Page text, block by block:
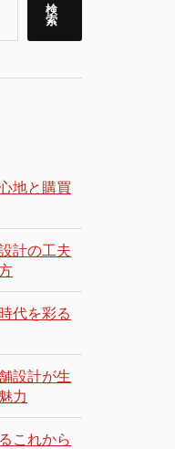
検
索
地と購買
計の工夫
代を彩る
設計が生
力
これから